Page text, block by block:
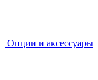
Опции и аксессуары